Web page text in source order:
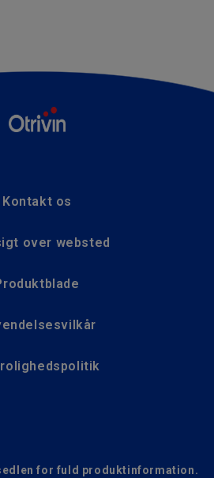
Kontakt os
over websted
for fuld produktinformation.